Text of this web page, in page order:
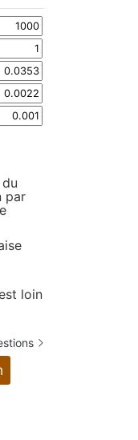
par
loin